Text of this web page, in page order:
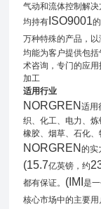
气动和流体控制解
均持有 ISO9001
万种特殊的产品，
均能为客户提供包
术咨询，专门的应
加工
适用行业
NORGREN适用
织、化工、电力、炼
橡胶、烟草、石化、
NORGREN的实
(15.7亿英镑，约
都有保证。 (IMI是
核心市场中的主要用